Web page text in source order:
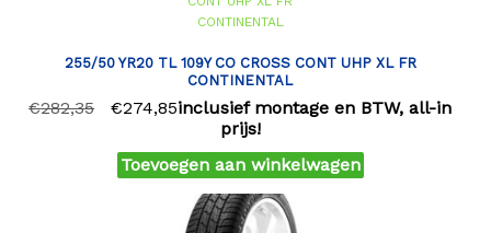
255/50 YR20 TL 109Y CO CROSS CONT UHP XL FR
CONTINENTAL
€282,35 €274,85inclusief montage en BTW, all-in
prijs!
Toevoegen aan winkelwagen